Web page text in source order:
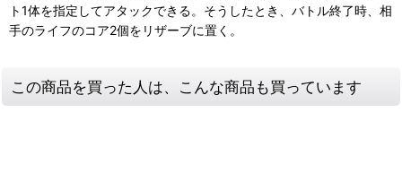
ト1体を指定してアタックできる。そうしたとき、バトル終了時、相
手のライフのコア2個をリザーブに置く。
この商品を買った人は、こんな商品も買っています